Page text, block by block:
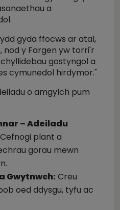
a
gyda ffocws ar atal,
nod y Fargen yw torri'r
gostyngol a
cymunedol hirdymor."
o amgylch pum
– Adeiladu
Cefnogi plant a
gorau mewn
Gwytnwch: Creu
oed ddysgu, tyfu ac